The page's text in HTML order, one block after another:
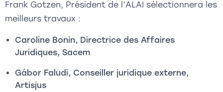
Frank Gotzen, Président de l’ALAI sélectionnera les
meilleurs travaux :
Caroline Bonin, Directrice des Affaires
Juridiques, Sacem
Gábor Faludi, Conseiller juridique externe,
Artisjus